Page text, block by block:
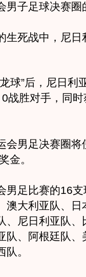
男子足球决赛圈
死战中，尼日
球”后，尼日利
战胜对手，同
男足决赛圈将
金。
足比赛的16支
澳大利亚队、日
、尼日利亚队、
队、阿根廷队、
。